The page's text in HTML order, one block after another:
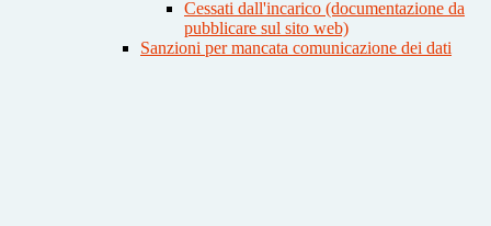
Cessati dall'incarico (documentazione da
pubblicare sul sito web)
Sanzioni per mancata comunicazione dei dati